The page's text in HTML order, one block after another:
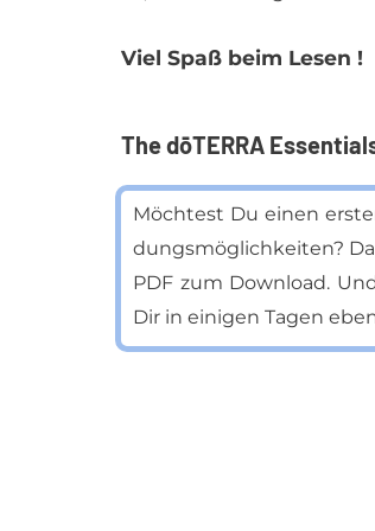
Viel Spaß beim Le­sen !
The dōTERRA
Möch­test Du ei­nen
dungs­mög­lich­kei­ten?
PDF zum Down­load.
Dir in ei­ni­gen Ta­gen